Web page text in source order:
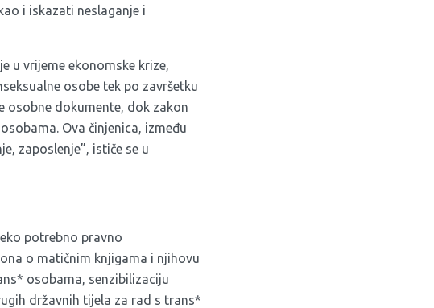
i iskazati neslaganje i
u vrijeme ekonomske krize,
osobe tek po završetku
dokumente, dok zakon
Ova činjenica, između
zaposlenje”, ističe se u
potrebno pravno
o matičnim knjigama i njihovu
osobama, senzibilizaciju
državnih tijela za rad s trans*